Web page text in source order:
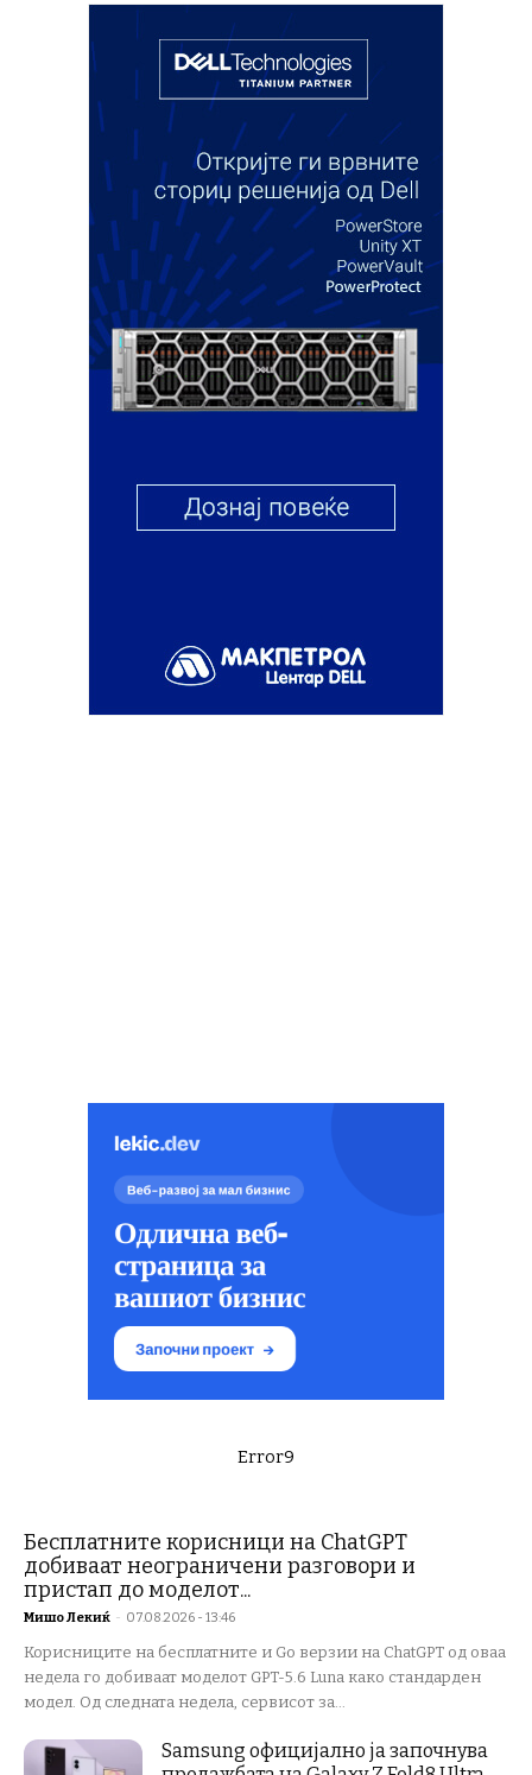
Error9
Бесплатните корисници на ChatGPT
добиваат неограничени разговори и
пристап до моделот...
Мишо Лекиќ - 07.08.2026 - 13:46
Корисниците на бесплатните и Go верзии на ChatGPT од оваа
недела го добиваат моделот GPT-5.6 Luna како стандарден
модел. Од следната недела, сервисот за...
Samsung официјално ја започнува